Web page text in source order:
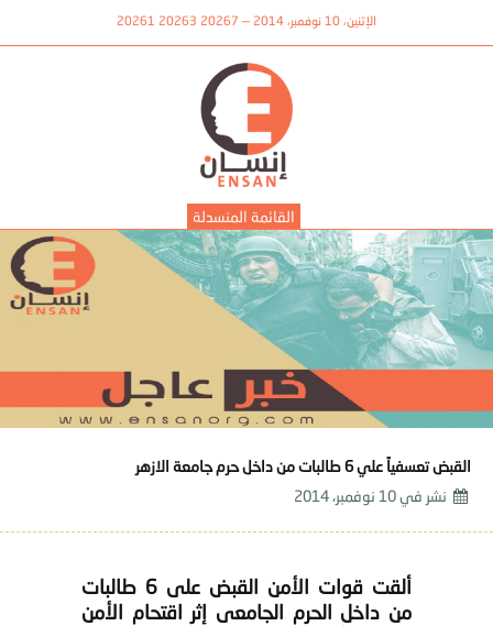
الإثنين، 10 نوفمبر، 2014 — 20267 20263 20261
القائمة المنسدلة
القبض تعسفياً علي 6 طالبات من داخل حرم جامعة الازهر
نشر في 10 نوفمبر، 2014
ألقت قوات الأمن القبض على 6 طالبات
من داخل الحرم الجامعى إثر اقتحام الأمن